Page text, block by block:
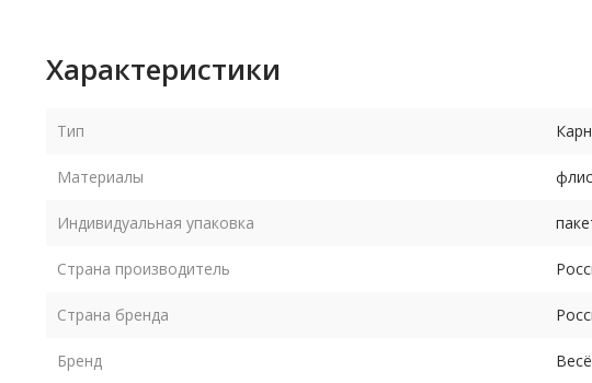
Характеристики
Тип
Материалы флис
Индивидуальная упаковка
Страна производитель
Страна бренда
Бренд